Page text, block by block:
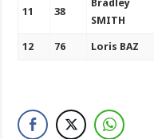
11 38
Bradley
SMITH
12 76 Loris BAZ